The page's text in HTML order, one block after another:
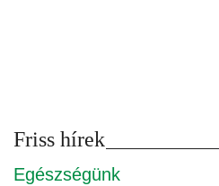
Friss hírek
Egészségünk